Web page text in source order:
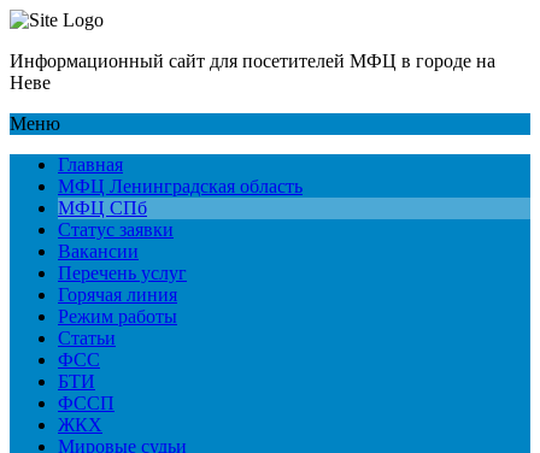
Информационный сайт для посетителей МФЦ в городе на
Неве
Меню
Главная
МФЦ Ленинградская область
МФЦ СПб
Статус заявки
Вакансии
Перечень услуг
Горячая линия
Режим работы
Статьи
ФСС
БТИ
ФССП
ЖКХ
Мировые судьи